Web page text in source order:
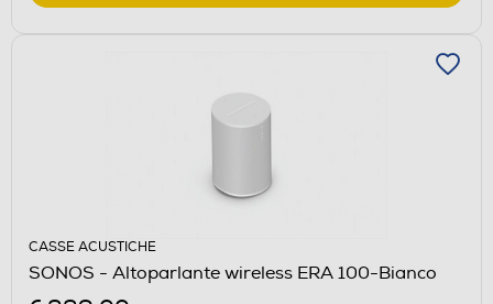
CASSE ACUSTICHE
SONOS - Altoparlante wireless ERA 100-Bianco